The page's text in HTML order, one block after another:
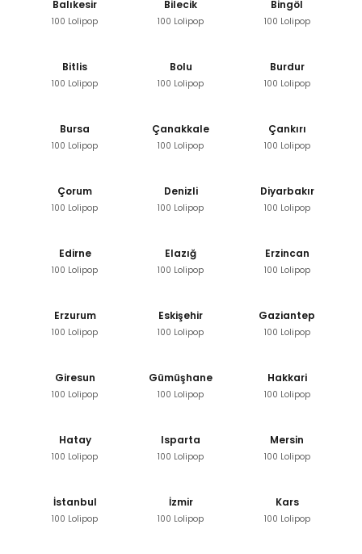
Balıkesir
100 Lolipop
Bilecik
100 Lolipop
Bingöl
100 Lolipop
Bitlis
100 Lolipop
Bolu
100 Lolipop
Burdur
100 Lolipop
Bursa
100 Lolipop
Çanakkale
100 Lolipop
Çankırı
100 Lolipop
Çorum
100 Lolipop
Denizli
100 Lolipop
Diyarbakır
100 Lolipop
Edirne
100 Lolipop
Elazığ
100 Lolipop
Erzincan
100 Lolipop
Erzurum
100 Lolipop
Eskişehir
100 Lolipop
Gaziantep
100 Lolipop
Giresun
100 Lolipop
Gümüşhane
100 Lolipop
Hakkari
100 Lolipop
Hatay
100 Lolipop
Isparta
100 Lolipop
Mersin
100 Lolipop
İstanbul
100 Lolipop
İzmir
100 Lolipop
Kars
100 Lolipop